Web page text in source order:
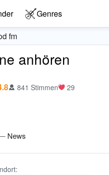
Genres
fm
anhören
841 Stimmen 29
News